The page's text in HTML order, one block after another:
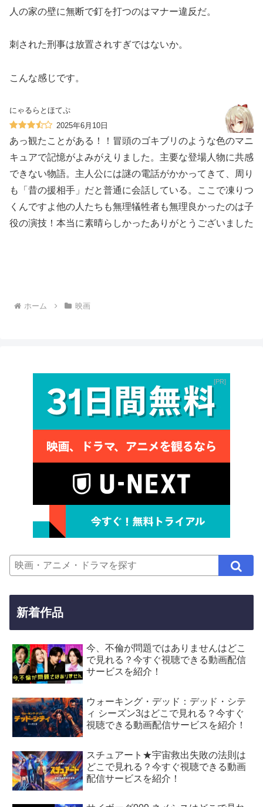
人の家の壁に無断で釘を打つのはマナー違反だ。
刺された刑事は放置されすぎではないか。
こんな感じです。
にゃるらとほてぷ
2025年6月10日
あっ️観たことがある！！冒頭のゴキブリのような色のマニ
キュアで記憶がよみがえりました。主要な登場人物に共感
できない物語。主人公には謎の電話がかかってきて、周り
も「昔の援相手」だと普通に会話している。ここで凍りつ
くんですよ他の人たちも無理犠牲者も無理良かったのは子
役の演技！本当に素晴らしかったありがとうございました
ホーム 映画
PR
新着作品
今、不倫が問題ではありませんはどこ
で見れる？今すぐ視聴できる動画配信
サービスを紹介！
ウォーキング・デッド：デッド・シテ
ィ シーズン3はどこで見れる？今すぐ
視聴できる動画配信サービスを紹介！
スチュアート★宇宙救出失敗の法則は
どこで見れる？今すぐ視聴できる動画
配信サービスを紹介！